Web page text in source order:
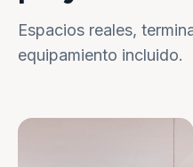
Espacios reales,
equipamiento incluido.